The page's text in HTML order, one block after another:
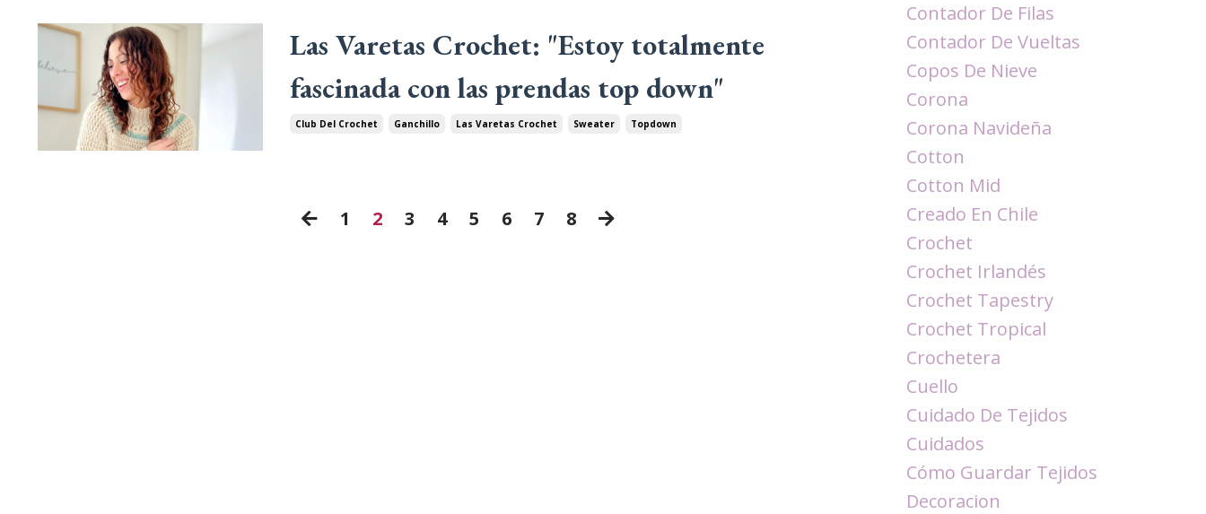
Las Varetas Crochet: "Estoy totalmente
fascinada con las prendas top down"
Club Del Crochet Ganchillo Las Varetas Crochet Sweater Topdown
1 2 3 4 5 6 7 8
Contador De Filas
Contador De Vueltas
Copos De Nieve
Corona
Corona Navideña
Cotton
Cotton Mid
Creado En Chile
Crochet
Crochet Irlandés
Crochet Tapestry
Crochet Tropical
Crochetera
Cuello
Cuidado De Tejidos
Cuidados
Cómo Guardar Tejidos
Decoracion